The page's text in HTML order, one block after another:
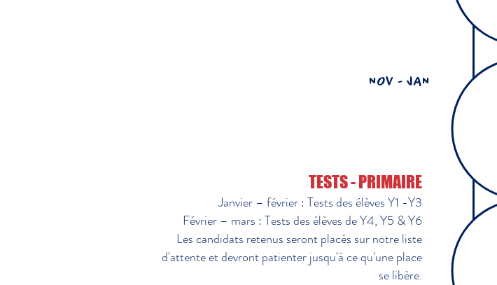
NOV - JAN
TESTS - PRIMAIRE
Janvier – février : Tests des élèves Y1 -Y3
Février – mars : Tests des élèves de Y4, Y5 & Y6
Les candidats retenus seront placés sur notre liste
d'attente et devront patienter jusqu'à ce qu'une place
se libère.